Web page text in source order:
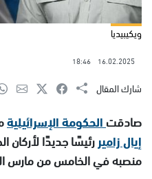
ويكيبيديا
16.02.2025
18:46
شارك المقال
صادقتالحكومة الإسرائيلية
إيال زاميررئيسًا جديدًا
منصبه في الخامس من مارس